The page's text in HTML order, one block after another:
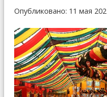
Опубликовано: 11 мая